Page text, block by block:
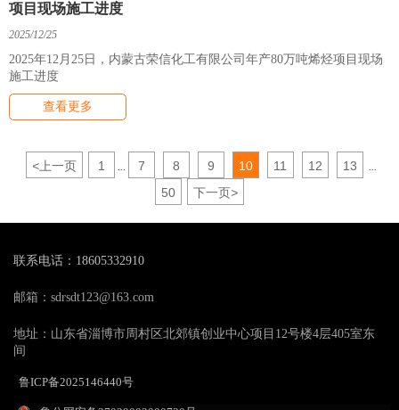
项目现场施工进度
2025/12/25
2025年12月25日，内蒙古荣信化工有限公司年产80万吨烯烃项目现场
施工进度
查看更多
<上一页 1 7 8 9 10 11 12 13
50 下一页>
联系电话：18605332910
邮箱：sdrsdt123@163.com
地址：山东省淄博市周村区北郊镇创业中心项目12号楼4层405室东
间
鲁ICP备2025146440号